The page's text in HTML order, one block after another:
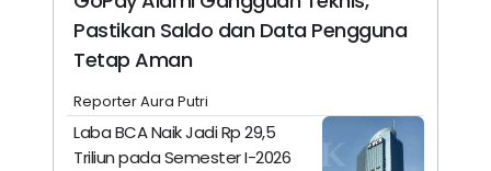
Pastikan Saldo dan Data Pengguna
Tetap Aman
Reporter Aura Putri
Laba BCA Naik Jadi Rp 29,5
Triliun pada Semester I-2026